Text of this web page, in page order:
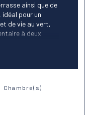
Chambre(s)
ainsi que de
pour un
de vie au vert,
à deux
pour exploiter